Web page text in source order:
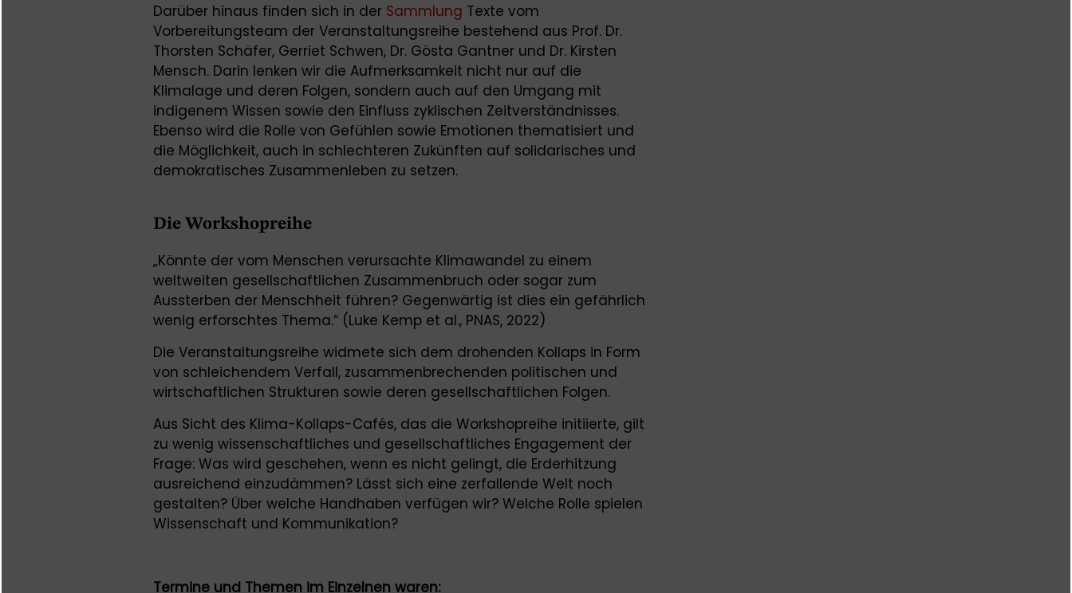
Darüber hinaus finden sich in der Sammlung Texte vom
Vorbereitungsteam der Veranstaltungsreihe bestehend aus Prof. Dr.
Thorsten Schäfer, Gerriet Schwen, Dr. Gösta Gantner und Dr. Kirsten
Mensch. Darin lenken wir die Aufmerksamkeit nicht nur auf die
Klimalage und deren Folgen, sondern auch auf den Umgang mit
indigenem Wissen sowie den Einfluss zyklischen Zeitverständnisses.
Ebenso wird die Rolle von Gefühlen sowie Emotionen thematisiert und
die Möglichkeit, auch in schlechteren Zukünften auf solidarisches und
demokratisches Zusammenleben zu setzen.
Die Workshopreihe
„Könnte der vom Menschen verursachte Klimawandel zu einem
weltweiten gesellschaftlichen Zusammenbruch oder sogar zum
Aussterben der Menschheit führen? Gegenwärtig ist dies ein gefährlich
wenig erforschtes Thema.“ (Luke Kemp et al., PNAS, 2022)
Die Veranstaltungsreihe widmete sich dem drohenden Kollaps in Form
von schleichendem Verfall, zusammenbrechenden politischen und
wirtschaftlichen Strukturen sowie deren gesellschaftlichen Folgen.
Aus Sicht des Klima-Kollaps-Cafés, das die Workshopreihe initiierte, gilt
zu wenig wissenschaftliches und gesellschaftliches Engagement der
Frage: Was wird geschehen, wenn es nicht gelingt, die Erderhitzung
ausreichend einzudämmen? Lässt sich eine zerfallende Welt noch
gestalten? Über welche Handhaben verfügen wir? Welche Rolle spielen
Wissenschaft und Kommunikation?
Termine und Themen im Einzelnen waren: